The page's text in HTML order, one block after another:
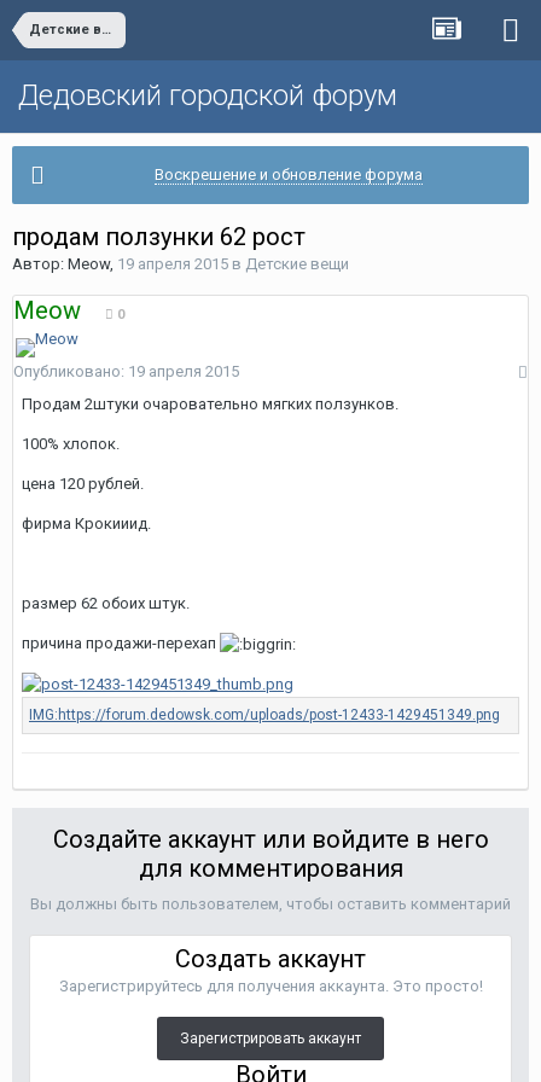
Детские вещи
Дедовский городской форум
Воскрешение и обновление форума
продам ползунки 62 рост
Автор: Meow, 19 апреля 2015 в Детские вещи
Meow 0
Опубликовано: 19 апреля 2015
Продам 2штуки очаровательно мягких ползунков.
100% хлопок.
цена 120 рублей.
фирма Крокииид.
размер 62 обоих штук.
причина продажи-перехап
Создайте аккаунт или войдите в него
для комментирования
Вы должны быть пользователем, чтобы оставить комментарий
Создать аккаунт
Зарегистрируйтесь для получения аккаунта. Это просто!
Зарегистрировать аккаунт
Войти